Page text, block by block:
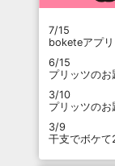
7/15
boketeアプ
6/15
プリッツの
3/10
プリッツの
3/9
干支でボケ